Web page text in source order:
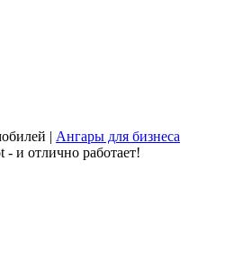
| Ангары для бизнеса
- и отлично работает!